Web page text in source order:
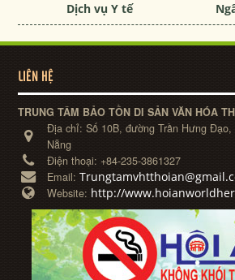
Dịch vụ Y tế
LIÊN HỆ
TRUNG TÂM BẢO TỒN DI SẢN VĂN HÓA
Địa chỉ:Số 10B, đường Trần Hưng
Nẵng
Điện thoại: +84-235-3861327
Email:
Website: http://